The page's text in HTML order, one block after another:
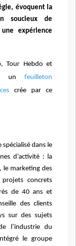
évoquent la
soucieux de
expérience
Tour Hebdo et
un feuilleton
crée par ce
spécialisé dans le
d’activité : la
le marketing des
concrets
de 40 ans et
des clients
sur des sujets
l’industrie du
le groupe